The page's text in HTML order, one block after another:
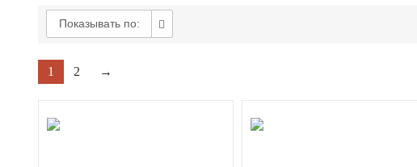
Показывать по:
1 2 →